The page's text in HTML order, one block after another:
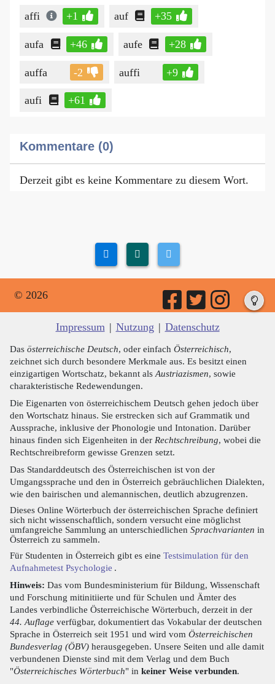
affi +1 auf +35
aufa +46 aufe +28
auffa -2 auffi +9
aufi +61
Kommentare (0)
Derzeit gibt es keine Kommentare zu diesem Wort.
© 2026
Impressum | Nutzung | Datenschutz
Das österreichische Deutsch, oder einfach Österreichisch,
zeichnet sich durch besondere Merkmale aus. Es besitzt einen
einzigartigen Wortschatz, bekannt als Austriazismen, sowie
charakteristische Redewendungen.
Die Eigenarten von österreichischem Deutsch gehen jedoch über
den Wortschatz hinaus. Sie erstrecken sich auf Grammatik und
Aussprache, inklusive der Phonologie und Intonation. Darüber
hinaus finden sich Eigenheiten in der Rechtschreibung, wobei die
Rechtschreibreform gewisse Grenzen setzt.
Das Standarddeutsch des Österreichischen ist von der
Umgangssprache und den in Österreich gebräuchlichen Dialekten,
wie den bairischen und alemannischen, deutlich abzugrenzen.
Dieses Online Wörterbuch der österreichischen Sprache definiert
sich nicht wissenschaftlich, sondern versucht eine möglichst
umfangreiche Sammlung an unterschiedlichen Sprachvarianten in
Österreich zu sammeln.
Für Studenten in Österreich gibt es eine Testsimulation für den
Aufnahmetest Psychologie .
Hinweis: Das vom Bundesministerium für Bildung, Wissenschaft
und Forschung mitinitiierte und für Schulen und Ämter des
Landes verbindliche Österreichische Wörterbuch, derzeit in der
44. Auflage verfügbar, dokumentiert das Vokabular der deutschen
Sprache in Österreich seit 1951 und wird vom Österreichischen
Bundesverlag (ÖBV) herausgegeben. Unsere Seiten und alle damit
verbundenen Dienste sind mit dem Verlag und dem Buch
"Österreichisches Wörterbuch" in keiner Weise verbunden.